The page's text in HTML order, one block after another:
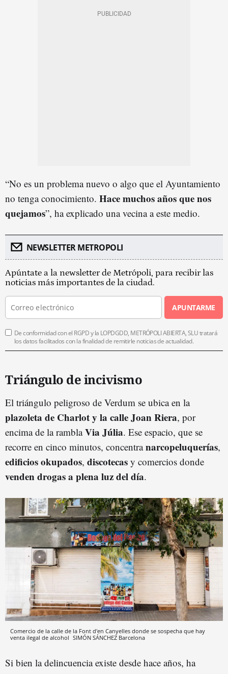
“No es un problema nuevo o algo que el Ayuntamiento
no tenga conocimiento. Hace muchos años que nos
quejamos”, ha explicado una vecina a este medio.
NEWSLETTER METROPOLI
Apúntate a la newsletter de Metrópoli, para recibir las
noticias más importantes de la ciudad.
APUNTARME
De conformidad con el RGPD y la LOPDGDD, METRÓPOLI ABIERTA, SLU tratará
los datos facilitados con la finalidad de remitirle noticias de actualidad.
Triángulo de incivismo
El triángulo peligroso de Verdum se ubica en la
plazoleta de Charlot y la calle Joan Riera, por
encima de la ramblaVia Júlia. Ese espacio, que se
recorre en cinco minutos, concentranarcopeluquerías,
edificios okupados, discotecas y comercios donde
venden drogas a plena luz del día.
Comercio de la calle de la Font d'en Canyelles donde se sospecha que hay
venta ilegal de alcohol SIMÓN SÁNCHEZ Barcelona
Si bien la delincuencia existe desde hace años, ha